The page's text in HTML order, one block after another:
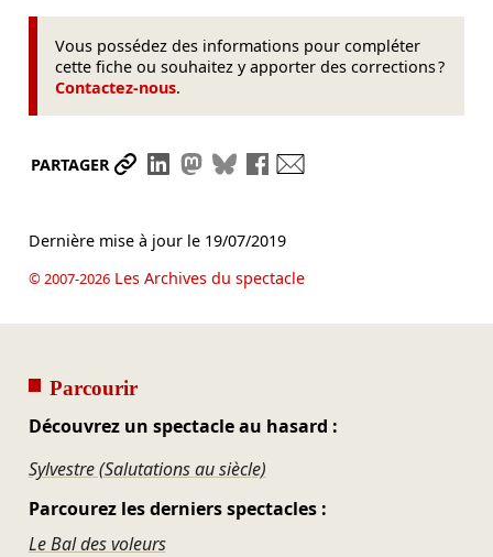
Vous possédez des informations pour compléter
cette fiche ou souhaitez y apporter des corrections ?
Contactez-nous.
PARTAGER Partager le lien
Partager sur LinkedIn
Partager sur Mastodon
Partager sur Bluesky
Partager sur Facebook
Dernière mise à jour le 19/07/2019
© 2007-2026Les Archives du spectacle
Parcourir
Découvrez un spectacle au hasard :
Sylvestre (Salutations au siècle)
Parcourez les derniers spectacles :
Le Bal des voleurs